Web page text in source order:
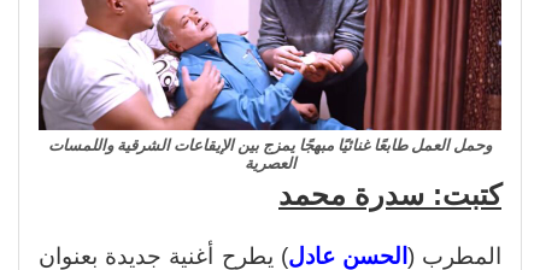
وحمل العمل طابعًا غنائيًا مبهجًا يمزج بين الإيقاعات الشرقية واللمسات
العصرية
كتبت: سدرة محمد
المطرب ( الحسن عادل) يطرح أغنية جديدة بعنوان